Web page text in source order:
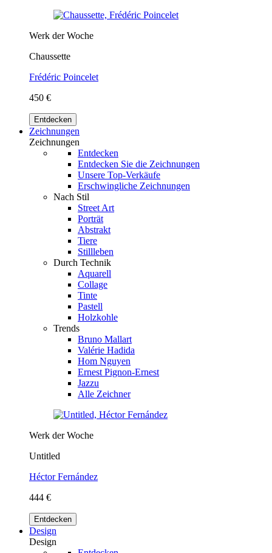
Werk der Woche
Chaussette
Frédéric Poincelet
450 €
Entdecken
Zeichnungen
Zeichnungen
Entdecken
Entdecken Sie die Zeichnungen
Unsere Top-Verkäufe
Erschwingliche Zeichnungen
Nach Stil
Street Art
Porträt
Abstrakt
Tiere
Stillleben
Durch Technik
Aquarell
Collage
Tinte
Pastell
Holzkohle
Trends
Bruno Mallart
Valérie Hadida
Hom Nguyen
Ernest Pignon-Ernest
Jazzu
Alle Zeichner
Werk der Woche
Untitled
Héctor Fernández
444 €
Entdecken
Design
Design